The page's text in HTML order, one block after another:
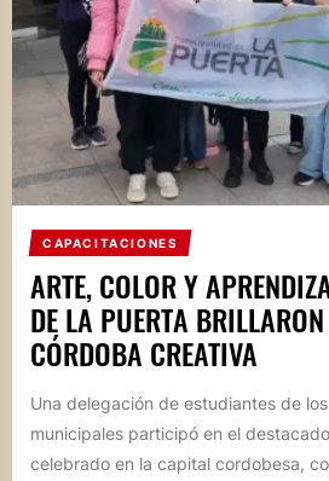
CAPACITACIONES
ARTE, COLOR Y
DE LA PUERTA
CÓRDOBA CREATIVA
Una delegación de estudiantes de
municipales participó en el
celebrado en la capital cordobesa,